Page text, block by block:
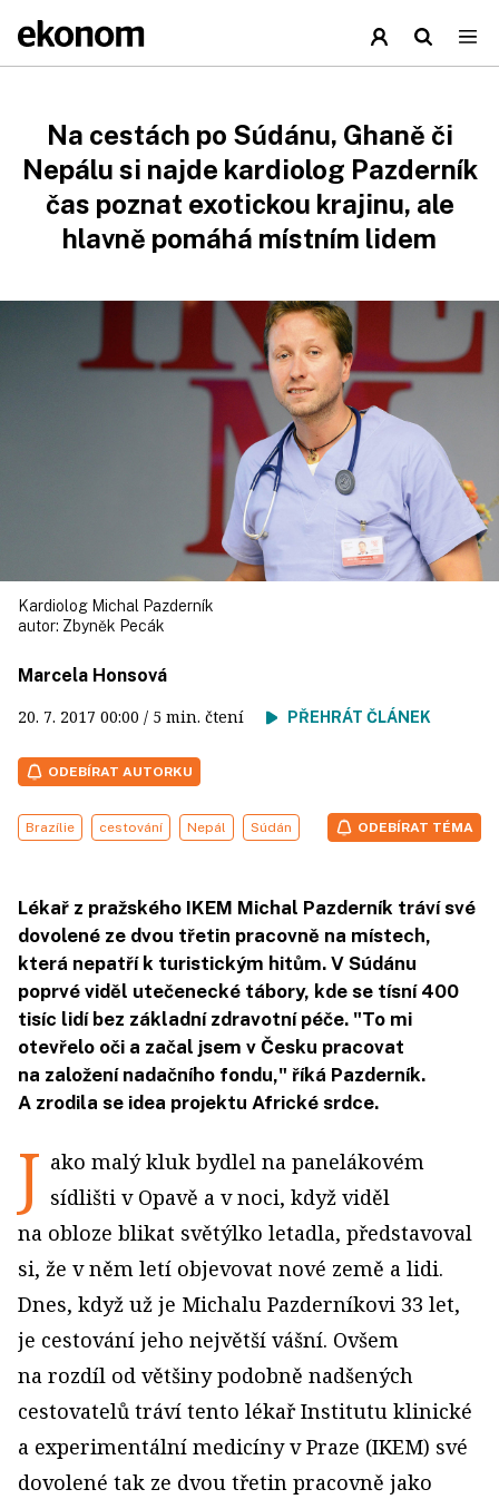
Na cestách po Súdánu, Ghaně či
Nepálu si najde kardiolog Pazderník
čas poznat exotickou krajinu, ale
hlavně pomáhá místním lidem
Kardiolog Michal Pazderník
autor: Zbyněk Pecák
Marcela Honsová
20. 7. 2017 00:00 / 5 min. čtení PŘEHRÁT ČLÁNEK
ODEBÍRAT AUTORKU
Brazílie cestování Nepál Súdán ODEBÍRAT TÉMA
Lékař z pražského IKEM Michal Pazderník tráví své
dovolené ze dvou třetin pracovně na místech,
která nepatří k turistickým hitům. V Súdánu
poprvé viděl utečenecké tábory, kde se tísní 400
tisíc lidí bez základní zdravotní péče. "To mi
otevřelo oči a začal jsem v Česku pracovat
na založení nadačního fondu," říká Pazderník.
A zrodila se idea projektu Africké srdce.
J ako malý kluk bydlel na panelákovém
sídlišti v Opavě a v noci, když viděl
na obloze blikat světýlko letadla, představoval
si, že v něm letí objevovat nové země a lidi.
Dnes, když už je Michalu Pazderníkovi 33 let,
je cestování jeho největší vášní. Ovšem
na rozdíl od většiny podobně nadšených
cestovatelů tráví tento lékař Institutu klinické
a experimentální medicíny v Praze (IKEM) své
dovolené tak ze dvou třetin pracovně jako